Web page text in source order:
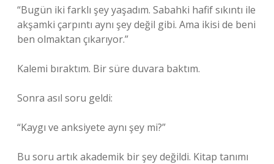
“Bugün iki farklı şey yaşadım. Sabahki hafif sıkıntı ile
akşamki çarpıntı aynı şey değil gibi. Ama ikisi de beni
ben olmaktan çıkarıyor.”
Kalemi bıraktım. Bir süre duvara baktım.
Sonra asıl soru geldi:
“Kaygı ve anksiyete aynı şey mi?”
Bu soru artık akademik bir şey değildi. Kitap tanımı